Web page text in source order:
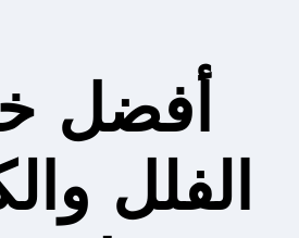
أفضل
الفلل